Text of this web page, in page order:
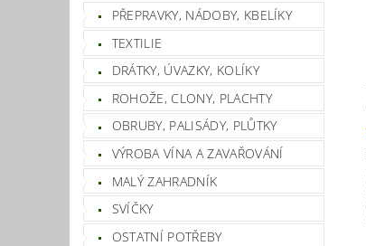
PŘEPRAVKY, NÁDOBY, KBELÍKY
TEXTILIE
DRÁTKY, ÚVAZKY, KOLÍKY
ROHOŽE, CLONY, PLACHTY
OBRUBY, PALISÁDY, PLŮTKY
VÝROBA VÍNA A ZAVAŘOVÁNÍ
MALÝ ZAHRADNÍK
SVÍČKY
OSTATNÍ POTŘEBY